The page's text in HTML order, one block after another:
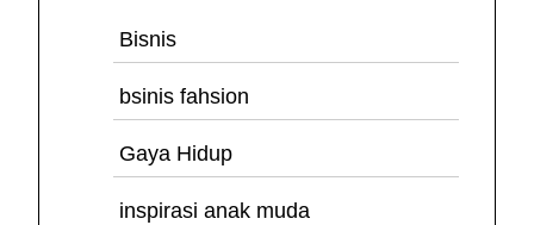
Bisnis
bsinis fahsion
Gaya Hidup
inspirasi anak muda